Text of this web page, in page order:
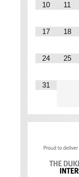
10 11
17 18
24 25
31